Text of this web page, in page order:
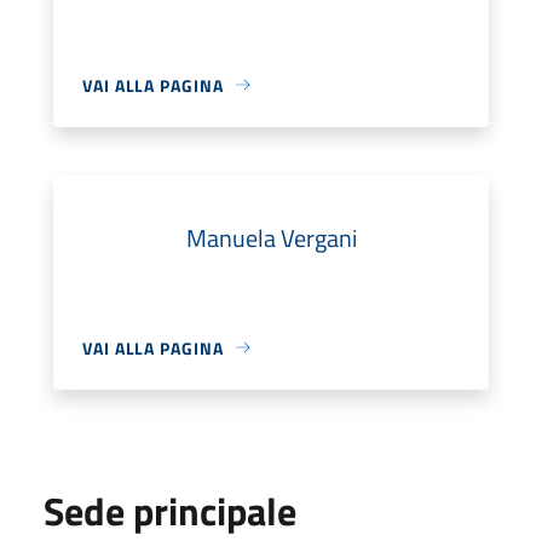
VAI ALLA PAGINA
Manuela Vergani
VAI ALLA PAGINA
Sede principale